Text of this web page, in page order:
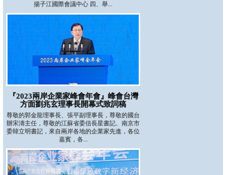
揚子江國際會議中心 四、舉...
『2023兩岸企業家峰會年會』峰會台灣
方面劉兆玄理事長開幕式致詞稿
尊敬的郭金龍理事長、張平副理事長，尊敬的國台
辦宋濤主任，尊敬的江蘇省委信長星書記、南京市
委韓立明書記，來自兩岸各地的企業家先進，各位
嘉賓，各...